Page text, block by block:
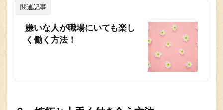
関連記事
嫌いな人が職場にいても楽し
く働く方法！